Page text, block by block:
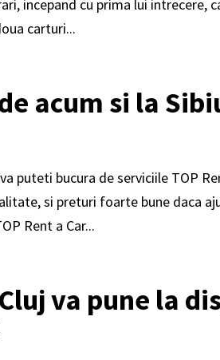
incepand cu prima lui intrecere,
carturi...
acum si la
puteti bucura de serviciile TOP
si preturi foarte bune daca
Rent a Car...
va pune la